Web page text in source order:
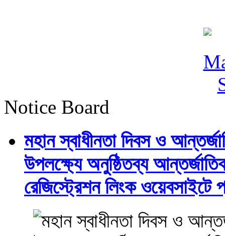
Notice Board
মহান স্বাধীনতা দিবস ও
উপলক্ষ্যে অনুষ্ঠিতব্য
রেজিস্ট্রেশন লিংক ওয়েবসাইটে